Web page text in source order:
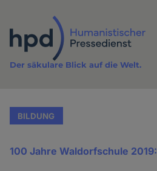
Inhalt
Der säkulare Blick auf die Welt.
BILDUNG
100 Jahre Waldorfschule 2019: